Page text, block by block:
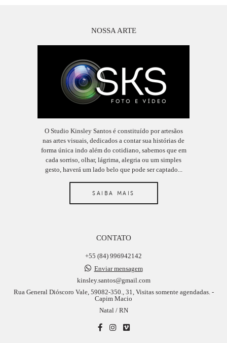
NOSSA ARTE
O Studio Kinsley Santos é constituído por artesãos
nas artes visuais, dedicados a contar sua histórias de
forma única indo além do cotidiano, sabemos que em
cada sorriso, olhar, lágrima, alegria ou um simples
gesto, haverá um lado belo que pode ser captado...
SAIBA MAIS
CONTATO
+55 (84) 996942142
Enviar mensagem
kinsley.santos@gmail.com
Rua General Dióscoro Vale, 59082-350., 31, Visitas somente agendadas. -
Capim Macio
Natal / RN